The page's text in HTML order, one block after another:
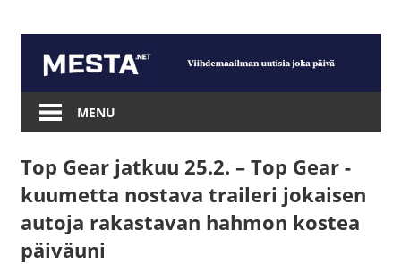
content
Mesta.net
MENU
Top Gear jatkuu 25.2. – Top Gear -
kuumetta nostava traileri jokaisen
autoja rakastavan hahmon kostea
päiväuni